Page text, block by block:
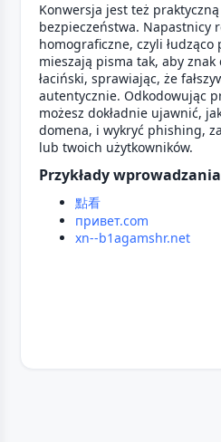
Konwersja jest też
bezpieczeństwa. Napastnicy
homograficzne, czyli
mieszają pisma tak, aby znak
łaciński, sprawiając, że
autentycznie. Odkodowując
możesz dokładnie ujawnić,
domena, i wykryć phishing,
lub twoich użytkowników.
Przykłady
點看
привет.com
xn--b1agamshr.net